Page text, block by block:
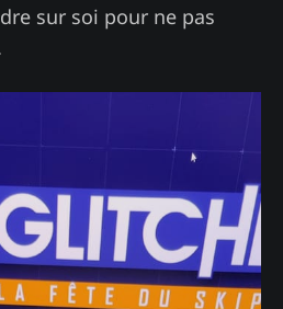
sur soi pour ne pas